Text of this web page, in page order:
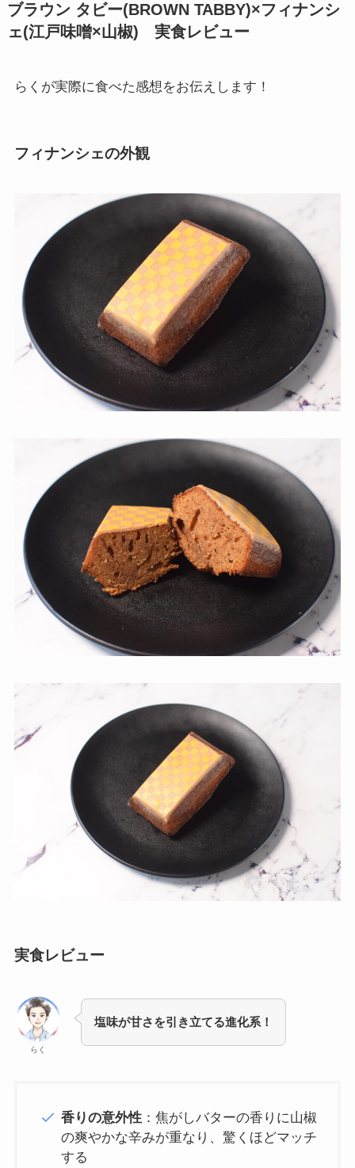
ブラウン タビー(BROWN TABBY)×フィナンシ
ェ(江戸味噌×山椒) 実食レビュー
らくが実際に食べた感想をお伝えします！
フィナンシェの外観
実食レビュー
らく
塩味が甘さを引き立てる進化系！
香りの意外性 ：焦がしバターの香りに山椒
の爽やかな辛みが重なり、驚くほどマッチ
する